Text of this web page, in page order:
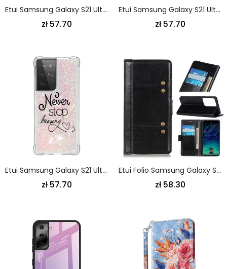
Etui Samsung Galaxy S21 Ultra 5G Szary Czarny Hartowane Szkło W Stylu Drewna Etui Ochronne
zł 57.70
Etui Samsung Galaxy S21 Ultra 5G Przezroczysta Wróżka Kwiatowa Etui Ochronne
zł 57.70
Etui Samsung Galaxy S21 Ultra 5G Nigdy Nie Przestawaj Marzyć O Blasku
zł 57.70
Etui Folio Samsung Galaxy S21 Ultra 5G Czerwony Czarny Efekt Antycznej Skóry
zł 58.30